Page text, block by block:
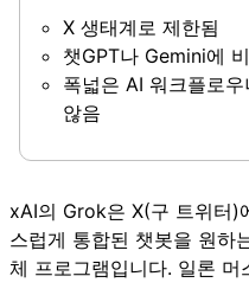
X 생태계로 제한됨
챗GPT나 Gemini에
폭넓은 AI 워크플로
않음
xAI의 Grok은 X(구 트위터)
스럽게 통합된 챗봇을 원하
체 프로그램입니다. 일론